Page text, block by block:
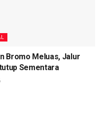
Bromo Meluas, Jalur
Sementara